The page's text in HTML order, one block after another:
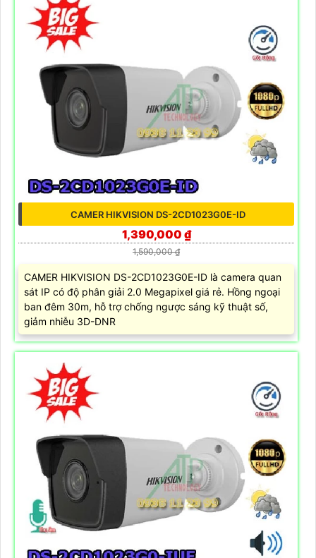
CAMER HIKVISION DS-2CD1023G0E-ID
1,390,000 ₫
1,590,000 ₫
CAMER HIKVISION DS-2CD1023G0E-ID là camera quan
sát IP có độ phân giải 2.0 Megapixel giá rẻ. Hồng ngoại
ban đêm 30m, hỗ trợ chống ngược sáng kỹ thuật số,
giảm nhiễu 3D-DNR